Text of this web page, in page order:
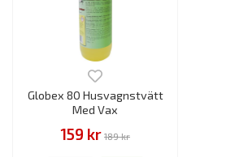
Globex 80 Husvagnstvätt
Med Vax
159 kr 189 kr